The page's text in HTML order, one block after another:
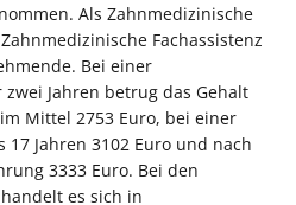
Als Zahnmedizinische
Fachassistenz
Bei einer
Jahren betrug das Gehalt
Mittel 2753 Euro, bei einer
Jahren 3102 Euro und nach
3333 Euro. Bei den
es sich in